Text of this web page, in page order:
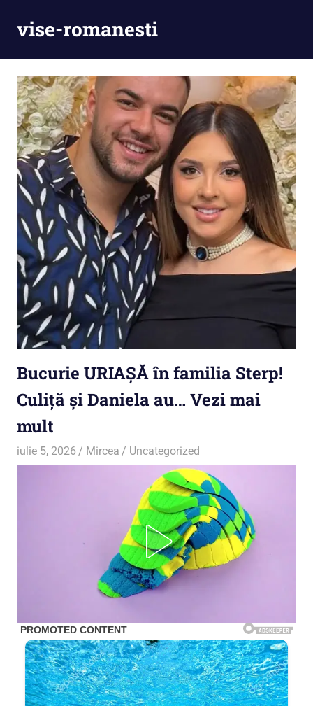
vise-romanesti
Bucurie URIAȘĂ în familia Sterp!
Culiță și Daniela au… Vezi mai
mult
iulie 5, 2026 Mircea Uncategorized